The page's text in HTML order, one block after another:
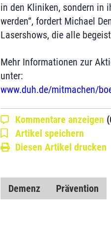
in den Kliniken, sondern in
werden“, fordert Michael
Lasershows, die alle
Mehr Informationen zur
unter:
www.duh.de/mitmachen/
Kommentare anzeigen
Artikel speichern
Diesen Artikel drucken
Demenz Prävention